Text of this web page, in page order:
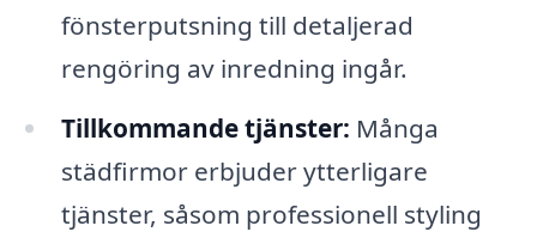
fönsterputsning till detaljerad
rengöring av inredning ingår.
Tillkommande tjänster: Många
städfirmor erbjuder ytterligare
tjänster, såsom professionell styling